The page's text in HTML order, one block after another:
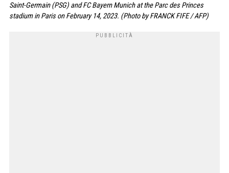
Saint-Germain (PSG) and FC Bayern Munich at the Parc des Princes
stadium in Paris on February 14, 2023. (Photo by FRANCK FIFE / AFP)